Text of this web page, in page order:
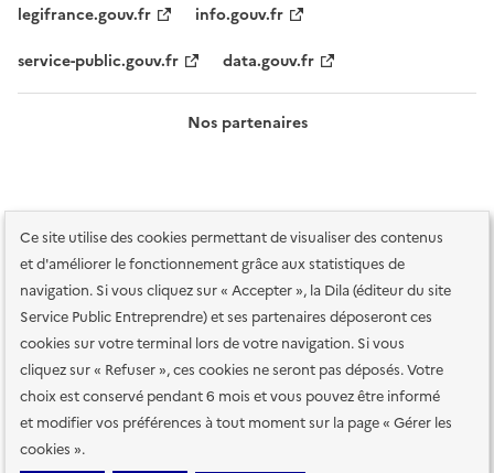
Ce site utilise des cookies permettant de visualiser des contenus
et d'améliorer le fonctionnement grâce aux statistiques de
navigation. Si vous cliquez sur « Accepter », la Dila (éditeur du site
Service Public Entreprendre) et ses partenaires déposeront ces
cookies sur votre terminal lors de votre navigation. Si vous
cliquez sur « Refuser », ces cookies ne seront pas déposés. Votre
choix est conservé pendant 6 mois et vous pouvez être informé
et modifier vos préférences à tout moment sur la page « Gérer les
cookies ».
legifrance.gouv.fr
info.gouv.fr
service-public.gouv.fr
data.gouv.fr
Nos partenaires
Plan du site Accessibilité : totalement conforme
Accessibilité des
services en ligne
Mentions légales Données personnelles et sécurité
Conditions générales d'utilisation
Gestion des cookies
Paramètres d'affichage